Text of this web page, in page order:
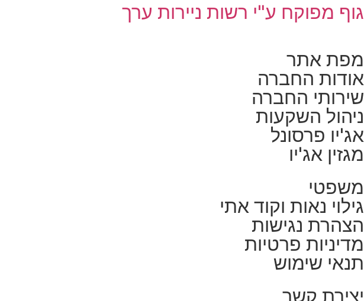
גוף מפוקח ע"י רשות ניירות ערך
מפת אתר
אודות החברה
שירותי החברה
ניהול השקעות
אג'יו פרסונל
מגזין אג'יו
משפטי
גילוי נאות וקוד אתי
הצהרת נגישות
מדיניות פרטיות
תנאי שימוש
יצירת קשר